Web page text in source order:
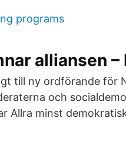
programs
alliansen
till ny ordförande för
och
Allra minst